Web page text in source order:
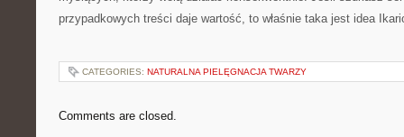
przypadkowych treści daje wartość, to właśnie taka jest idea
CATEGORIES: NATURALNA PIELĘGNACJA TWARZY
Comments are closed.